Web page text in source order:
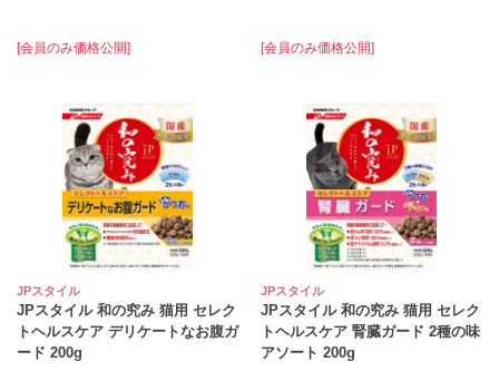
[会員のみ価格公開] [会員のみ価格公開]
JPスタイル
JPスタイル 和の究み 猫用 セレク
トヘルスケア デリケートなお腹ガ
ード 200g
JPスタイル
JPスタイル 和の究み 猫用 セレク
トヘルスケア 腎臓ガード 2種の味
アソート 200g